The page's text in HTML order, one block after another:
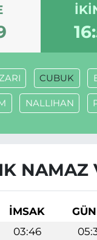
CUBUK
NALLIHAN
NAMAZ
İMSAK
03:46